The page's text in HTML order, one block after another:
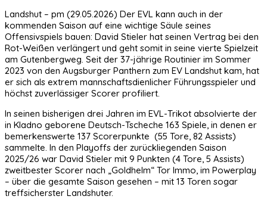
Landshut – pm (29.05.2026) Der EVL kann auch in der
kommenden Saison auf eine wichtige Säule seines
Offensivspiels bauen: David Stieler hat seinen Vertrag bei den
Rot-Weißen verlängert und geht somit in seine vierte Spielzeit
am Gutenbergweg. Seit der 37-jährige Routinier im Sommer
2023 von den Augsburger Panthern zum EV Landshut kam, hat
er sich als extrem mannschaftsdienlicher Führungsspieler und
höchst zuverlässiger Scorer profiliert.
In seinen bisherigen drei Jahren im EVL-Trikot absolvierte der
in Kladno geborene Deutsch-Tscheche 163 Spiele, in denen er
bemerkenswerte 137 Scorerpunkte (55 Tore, 82 Assists)
sammelte. In den Playoffs der zurückliegenden Saison
2025/26 war David Stieler mit 9 Punkten (4 Tore, 5 Assists)
zweitbester Scorer nach „Goldhelm“ Tor Immo, im Powerplay
– über die gesamte Saison gesehen – mit 13 Toren sogar
treffsicherster Landshuter.